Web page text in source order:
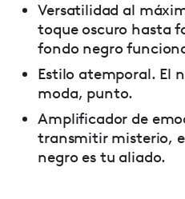
Versatilidad al
toque oscuro hasta
fondo negro
Estilo atemporal. El
moda, punto.
Amplificador de
transmitir misterio,
negro es tu aliado.